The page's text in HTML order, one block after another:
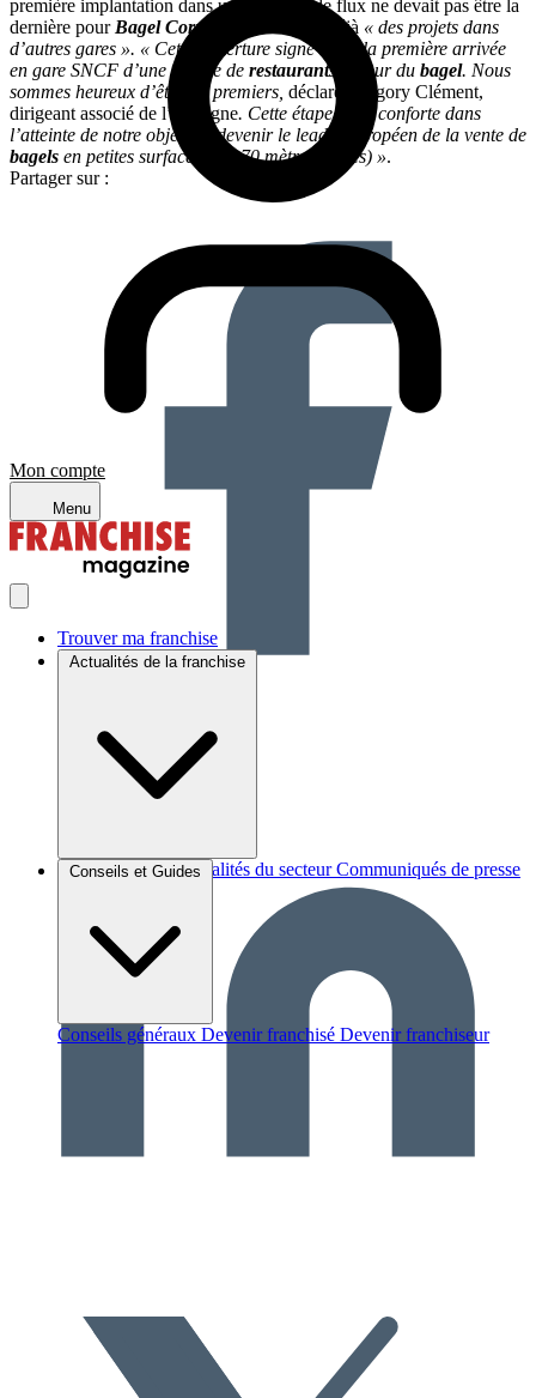
Mon compte
Menu
Trouver ma franchise
Actualités de la franchise
Brèves et actus Actualités du secteur Communiqués de presse
Conseils et Guides
Conseils généraux Devenir franchisé Devenir franchiseur
première implantation dans une zone de de flux ne devait pas être la
dernière pour Bagel Corner , qui annonce déjà « des projets dans
d’autres gares ». « Cette ouverture signe aussi la première arrivée
en gare SNCF d’une chaîne de restaurants autour du bagel. Nous
sommes heureux d’être les premiers, déclare Grégory Clément,
dirigeant associé de l’enseigne. Cette étape nous conforte dans
l’atteinte de notre objectif : devenir le leader européen de la vente de
bagels en petites surfaces (7 à 70 mètres carrés) ».
Partager sur :